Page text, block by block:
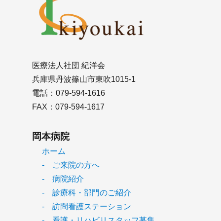
医療法人社団 紀洋会
兵庫県丹波篠山市東吹1015-1
電話：079-594-1616
FAX：079-594-1617
岡本病院
ホーム
- ご来院の方へ
- 病院紹介
- 診療科・部門のご紹介
- 訪問看護ステーション